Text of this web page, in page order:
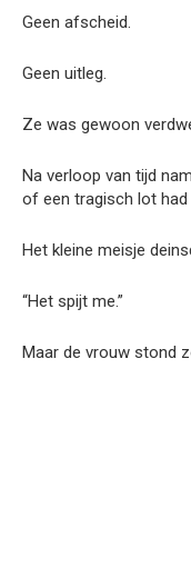
Geen afscheid.
Geen uitleg.
Ze was gewoon
Na verloop van tijd
of een tragisch lot had
Het kleine meisje
“Het spijt me.”
Maar de vrouw stond